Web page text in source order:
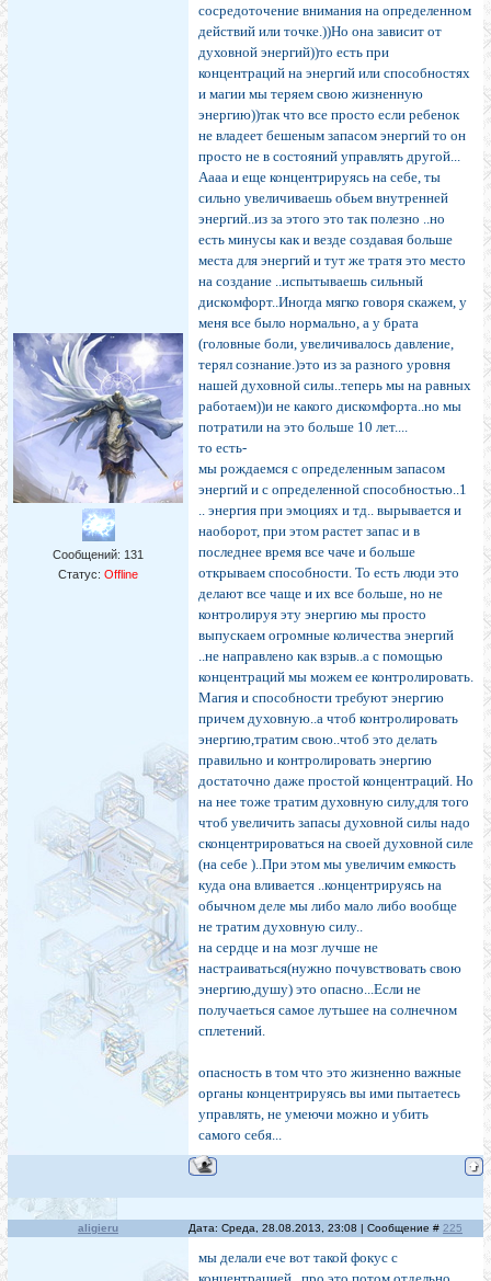
Сообщений: 131
Статус: Offline
сосредоточение внимания на определенном
действий или точке.))Но она зависит от
духовной энергий))то есть при
концентраций на энергий или способностях
и магии мы теряем свою жизненную
энергию))так что все просто если ребенок
не владеет бешеным запасом энергий то он
просто не в состояний управлять другой...
Аааа и еще концентрируясь на себе, ты
сильно увеличиваешь обьем внутренней
энергий..из за этого это так полезно ..но
есть минусы как и везде создавая больше
места для энергий и тут же тратя это место
на создание ..испытываешь сильный
дискомфорт..Иногда мягко говоря скажем, у
меня все было нормально, а у брата
(головные боли, увеличивалось давление,
терял сознание.)это из за разного уровня
нашей духовной силы..теперь мы на равных
работаем))и не какого дискомфорта..но мы
потратили на это больше 10 лет....
то есть-
мы рождаемся с определенным запасом
энергий и с определенной способностью..1
.. энергия при эмоциях и тд.. вырывается и
наоборот, при этом растет запас и в
последнее время все чаче и больше
открываем способности. То есть люди это
делают все чаще и их все больше, но не
контролируя эту энергию мы просто
выпускаем огромные количества энергий
..не направлено как взрыв..а с помощью
концентраций мы можем ее контролировать.
Магия и способности требуют энергию
причем духовную..а чтоб контролировать
энергию,тратим свою..чтоб это делать
правильно и контролировать энергию
достаточно даже простой концентраций. Но
на нее тоже тратим духовную силу,для того
чтоб увеличить запасы духовной силы надо
сконцентрироваться на своей духовной силе
(на себе )..При этом мы увеличим емкость
куда она вливается ..концентрируясь на
обычном деле мы либо мало либо вообще
не тратим духовную силу..
на сердце и на мозг лучше не
настраиваться(нужно почувствовать свою
энергию,душу) это опасно...Если не
получаеться самое лутьшее на солнечном
сплетений.
опасность в том что это жизненно важные
органы концентрируясь вы ими пытаетесь
управлять, не умеючи можно и убить
самого себя...
aligieru Дата: Среда, 28.08.2013, 23:08 | Сообщение # 225
мы делали ече вот такой фокус с